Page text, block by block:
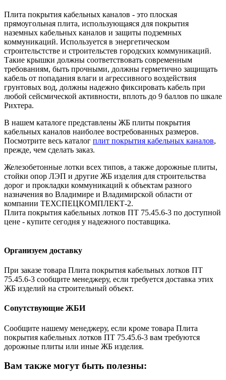
Плита покрытия кабельных каналов - это плоская
прямоугольная плита, использующаяся для покрытия
наземных кабельных каналов и защиты подземных
коммуникаций. Используется в энергетическом
строительстстве и строительстев городских коммуникаций.
Такие крышки должны соответствовать современным
требованиям, быть прочными, должны герметично защищать
кабель от попадания влаги и агрессивного воздействия
грунтовых вод, должны надежно фиксировать кабель при
любой сейсмической активности, вплоть до 9 баллов по шкале
Рихтера.
В нашем каталоге представлены ЖБ плиты покрытия
кабельных каналов наиболее востребованных размеров.
Посмотрите весь каталог плит покрытия кабельных каналов,
прежде, чем сделать заказ.
Железобетонные лотки всех типов, а также дорожные плиты,
стойки опор ЛЭП и другие ЖБ изделия для строительства
дорог и прокладки коммуникаций к объектам разного
назначения во Владимире и Владимирской области от
компании ТЕХСПЕЦКОМПЛЕКТ-2.
Плита покрытия кабельных лотков ПТ 75.45.6-3 по доступной
цене - купите сегодня у надежного поставщика.
Организуем доставку
При заказе товара Плита покрытия кабельных лотков ПТ
75.45.6-3 сообщите менеджеру, если требуется доставка этих
ЖБ изделий на строительный объект.
Сопутствующие ЖБИ
Сообщите нашему менеджеру, если кроме товара Плита
покрытия кабельных лотков ПТ 75.45.6-3 вам требуются
дорожные плиты или иные ЖБ изделия.
Вам также могут быть полезны: